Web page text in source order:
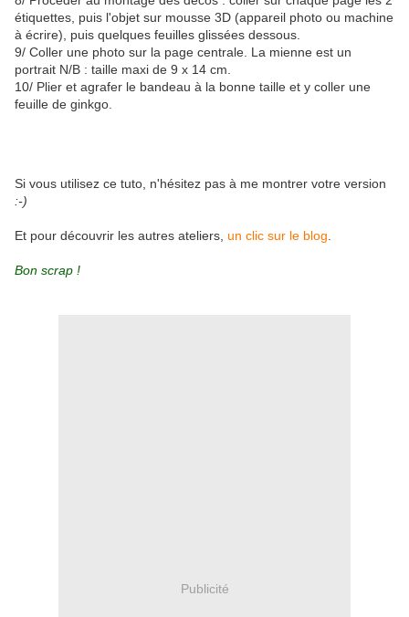
étiquettes, puis l'objet sur mousse 3D (appareil photo ou machine
à écrire), puis quelques feuilles glissées dessous.
9/ Coller une photo sur la page centrale. La mienne est un
portrait N/B : taille maxi de 9 x 14 cm.
10/ Plier et agrafer le bandeau à la bonne taille et y coller une
feuille de ginkgo.
Si vous utilisez ce tuto, n'hésitez pas à me montrer votre version
:-)
Et pour découvrir les autres ateliers, un clic sur le blog
Bon scrap !
Publicité